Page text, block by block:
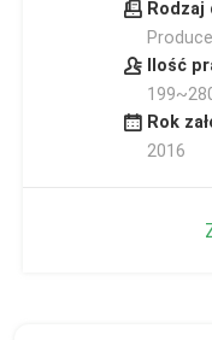
Rodzaj
Ilość
Rok
2016